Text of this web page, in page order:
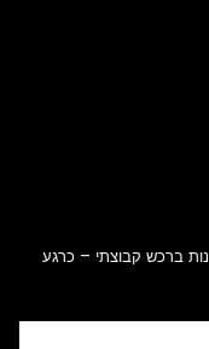
ברכש קבוצתי – כרגע